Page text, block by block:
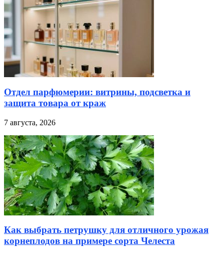
Отдел парфюмерии: витрины, подсветка и
защита товара от краж
7 августа, 2026
Как выбрать петрушку для отличного урожая
корнеплодов на примере сорта Челеста